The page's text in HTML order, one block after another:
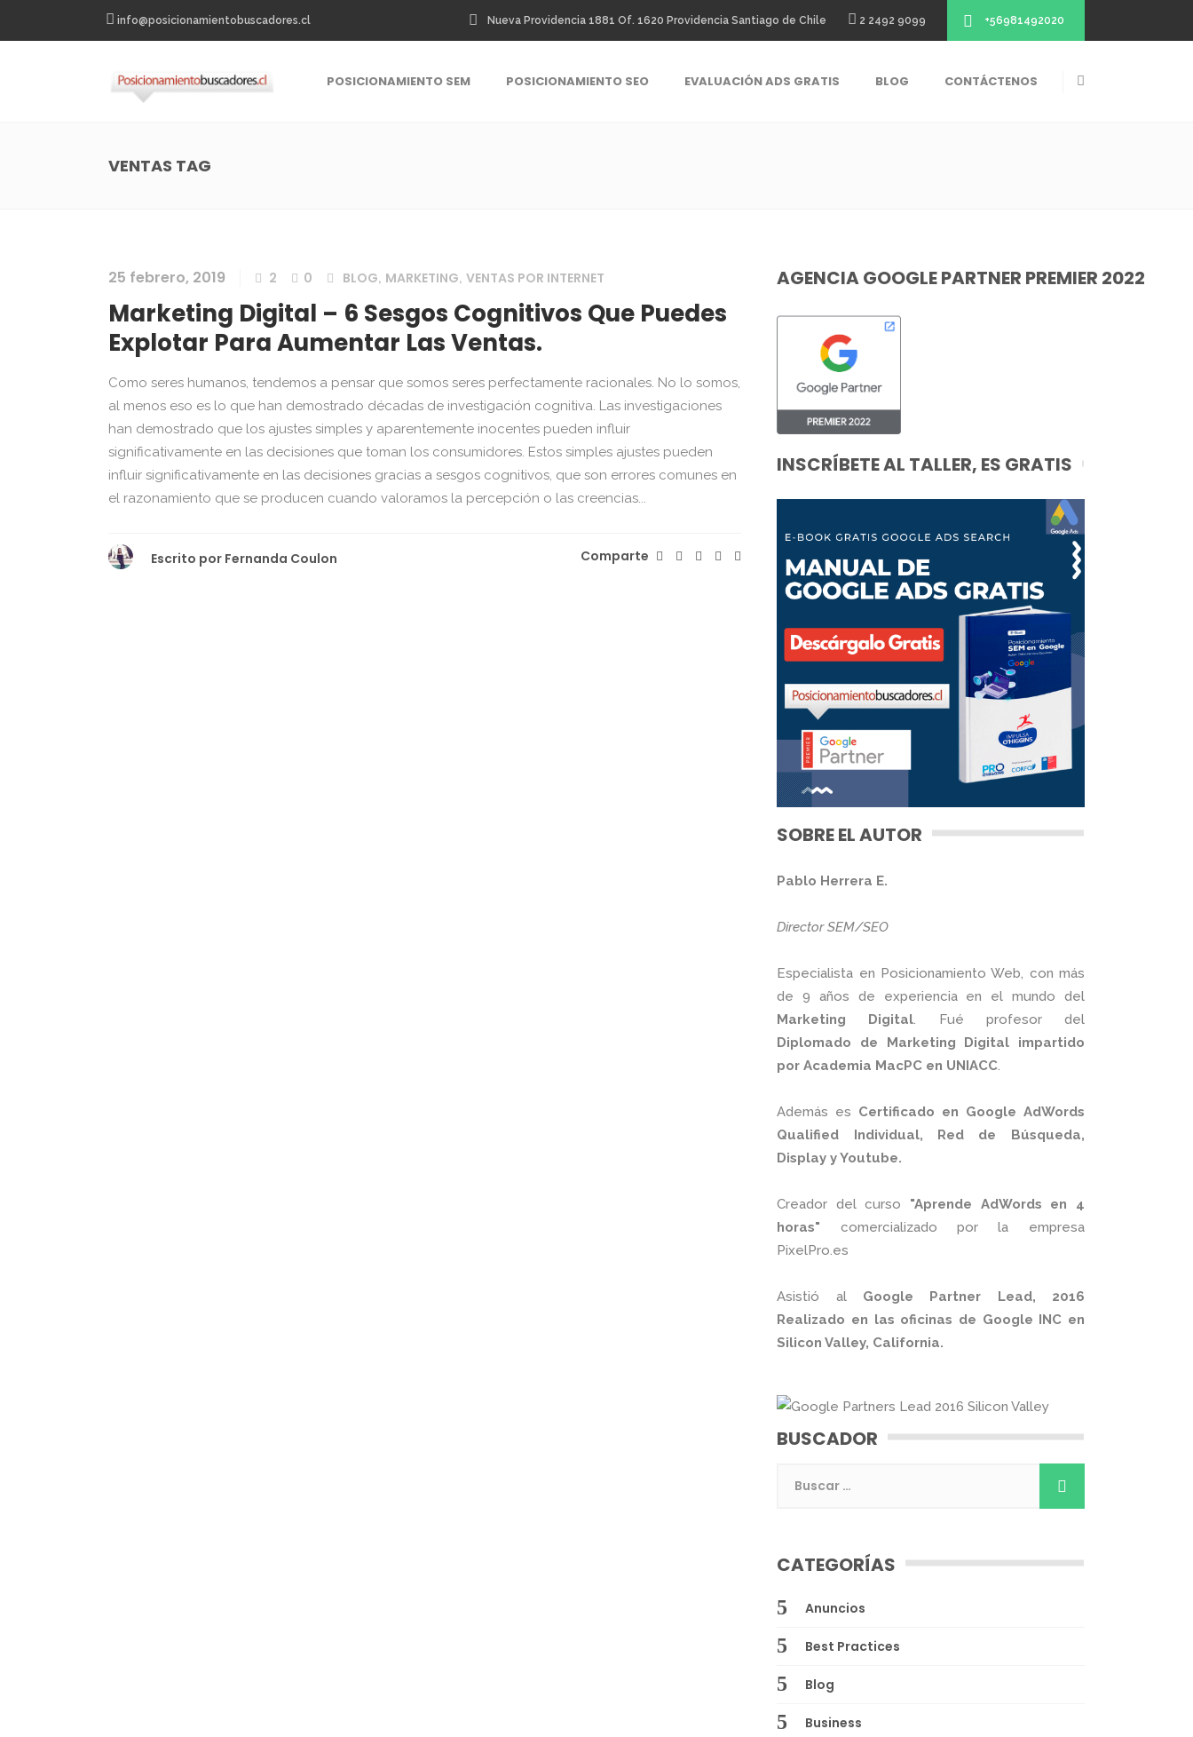
info@posicionamientobuscadores.cl Nueva Providencia 1881 Of. 1620 Providencia Santiago de Chile 2 2492 9099 +56981492020
POSICIONAMIENTO SEM POSICIONAMIENTO SEO EVALUACIÓN ADS GRATIS BLOG CONTÁCTENOS
VENTAS TAG
25 febrero, 2019 2 0 BLOG, MARKETING, VENTAS POR INTERNET
Marketing Digital – 6 Sesgos Cognitivos Que Puedes
Explotar Para Aumentar Las Ventas.
Como seres humanos, tendemos a pensar que somos seres perfectamente racionales. No lo somos,
al menos eso es lo que han demostrado décadas de investigación cognitiva. Las investigaciones
han demostrado que los ajustes simples y aparentemente inocentes pueden influir
significativamente en las decisiones que toman los consumidores. Estos simples ajustes pueden
influir significativamente en las decisiones gracias a sesgos cognitivos, que son errores comunes en
el razonamiento que se producen cuando valoramos la percepción o las creencias...
Escrito por Fernanda Coulon Comparte
AGENCIA GOOGLE PARTNER PREMIER 2022
INSCRÍBETE AL TALLER, ES GRATIS
SOBRE EL AUTOR
Pablo Herrera E.
Director SEM/SEO
Especialista en Posicionamiento Web, con más
de 9 años de experiencia en el mundo del
Marketing Digital. Fué profesor del
Diplomado de Marketing Digital impartido
por Academia MacPC en UNIACC.
Además es Certificado en Google AdWords
Qualified Individual, Red de Búsqueda,
Display y Youtube.
Creador del curso "Aprende AdWords en 4
horas" comercializado por la empresa
PixelPro.es
Asistió al Google Partner Lead, 2016
Realizado en las oficinas de Google INC en
Silicon Valley, California.
BUSCADOR
CATEGORÍAS
Anuncios
Best Practices
Blog
Business